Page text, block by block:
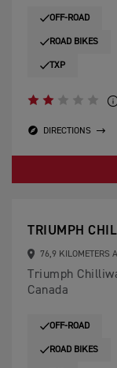
OFF-ROAD
ROAD BIKES
TXP
DIRECTIONS
TRIUMPH
76,9 KILOMETERS
Triumph
Canada
OFF-ROAD
ROAD BIKES